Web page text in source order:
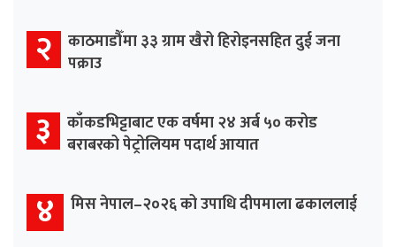
२ काठमाडौँमा ३३ ग्राम खैरो हिरोइनसहित दुई जना
पक्राउ
३ काँकडभिट्टाबाट एक वर्षमा २४ अर्ब ५० करोड
बराबरको पेट्रोलियम पदार्थ आयात
४ मिस नेपाल–२०२६ को उपाधि दीपमाला ढकाललाई